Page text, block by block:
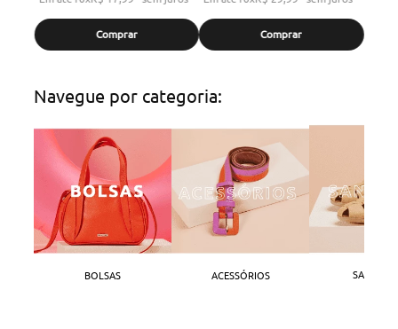
Comprar Comprar
Navegue por categoria:
BOLSAS ACESSÓRIOS